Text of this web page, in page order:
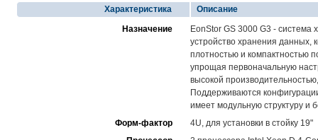
Характеристика
Описание
Назначение
EonStor GS 3000 G3 - система
устройство хранения данных,
плотностью и компактностью
упрощая первоначальную
высокой
Поддерживаются
имеет модульную структуру и
Форм-фактор
4U, для установки в стойку 19"